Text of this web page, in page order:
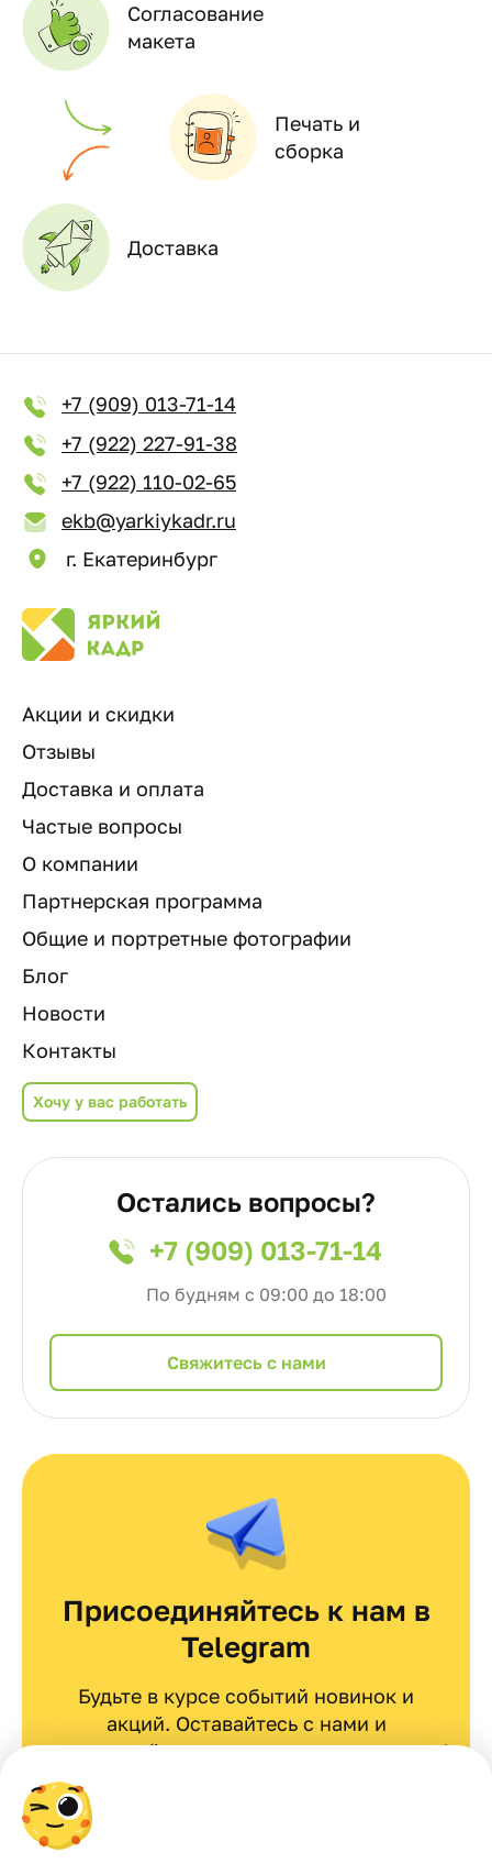
Согласование
макета
Печать и
сборка
Доставка
+7 (909) 013-71-14
+7 (922) 227-91-38
+7 (922) 110-02-65
ekb@yarkiykadr.ru
г. Екатеринбург
Акции и скидки
Отзывы
Доставка и оплата
Частые вопросы
О компании
Партнерская программа
Общие и портретные фотографии
Блог
Новости
Контакты
Хочу у вас работать
Остались вопросы?
+7 (909) 013-71-14
По будням с 09:00 до 18:00
Cвяжитесь с нами
Присоединяйтесь к нам в
Telegram
Будьте в курсе событий новинок и
акций. Оставайтесь с нами и
вдохновляйтесь эксклюзивными идеями!